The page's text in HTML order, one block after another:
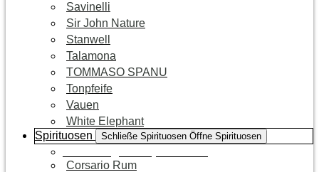
Savinelli
Sir John Nature
Stanwell
Talamona
TOMMASO SPANU
Tonpfeife
Vauen
White Elephant
Spirituosen
Schließe Spirituosen Öffne Spirituosen
Corsario Rum